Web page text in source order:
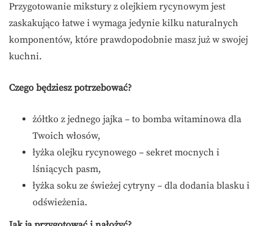
Przygotowanie mikstury z olejkiem rycynowym jest
zaskakująco łatwe i wymaga jedynie kilku naturalnych
komponentów, które prawdopodobnie masz już w swojej
kuchni.
Czego będziesz potrzebować?
żółtko z jednego jajka – to bomba witaminowa dla
Twoich włosów,
łyżka olejku rycynowego – sekret mocnych i
lśniących pasm,
łyżka soku ze świeżej cytryny – dla dodania blasku i
odświeżenia.